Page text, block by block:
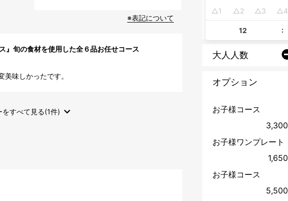
※表記について
』旬の食材を使用した全６品お任せコース
味しかったです。
をすべて見る(1件)
1 2 3 4
:
大人人数
オプション
お子様コース
3,300
お子様ワンプレート
1,650
お子様コース
5,500